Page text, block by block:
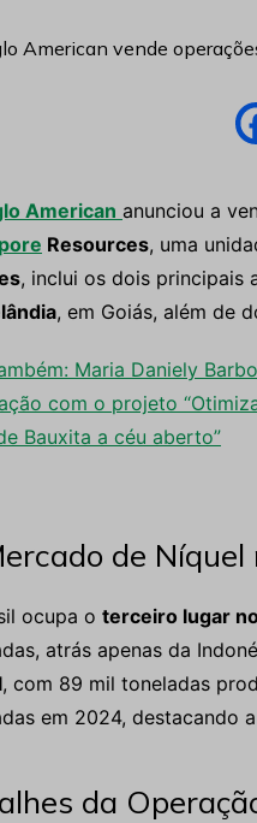
American anunciou a
Resources, uma
, inclui os dois principais
, em Goiás, além de
Maria Daniely
com o projeto
Bauxita a céu aberto”
de
ocupa o terceiro lugar
atrás apenas da
, com 89 mil toneladas
em 2024, destacando
da